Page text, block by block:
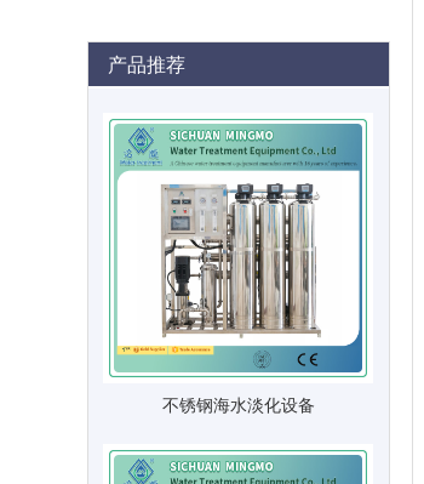
产品推荐
不锈钢海水淡化设备